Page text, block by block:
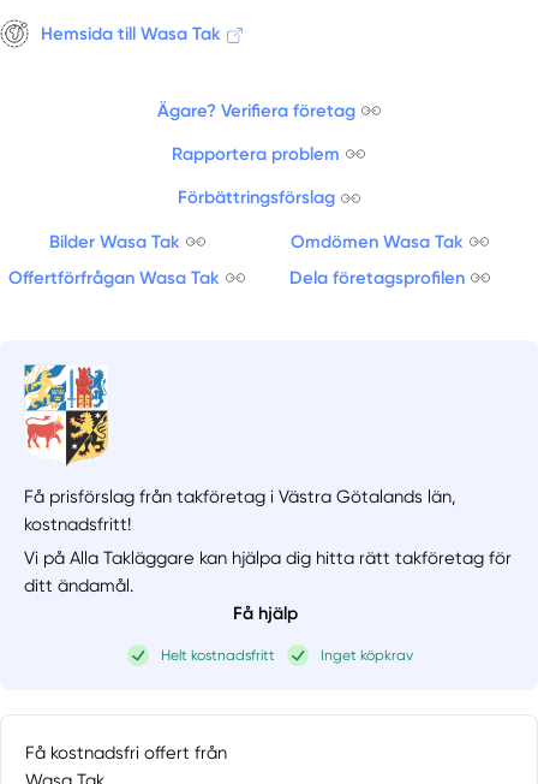
Hemsida till Wasa Tak
Ägare? Verifiera företag
Rapportera problem
Förbättringsförslag
Bilder Wasa Tak
Omdömen Wasa Tak
Offertförfrågan Wasa Tak
Dela företagsprofilen
Få prisförslag från takföretag i Västra Götalands län,
kostnadsfritt!
Vi på Alla Takläggare kan hjälpa dig hitta rätt takföretag för
ditt ändamål.
Få hjälp
Helt kostnadsfritt Inget köpkrav
Få kostnadsfri offert från